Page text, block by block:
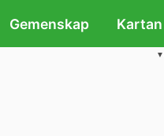
Gemenskap Kartan